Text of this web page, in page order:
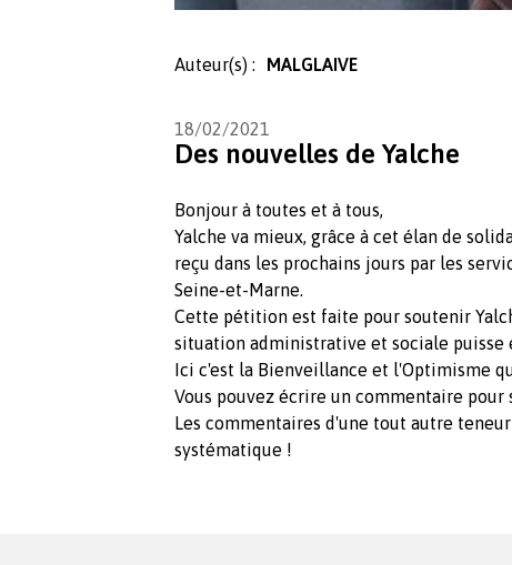
Auteur(s) : MALGLAIVE
18/02/2021
Des nouvelles de Yalche
Bonjour à toutes et à tous,
Yalche va mieux, grâce à cet élan de
reçu dans les prochains jours par les
Seine-et-Marne.
Cette pétition est faite pour soutenir
situation administrative et sociale
Ici c'est la Bienveillance et l'Optimisme
Vous pouvez écrire un commentaire pour
Les commentaires d'une tout autre
systématique !